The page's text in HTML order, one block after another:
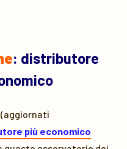
: distributore
(aggiornati
più economico